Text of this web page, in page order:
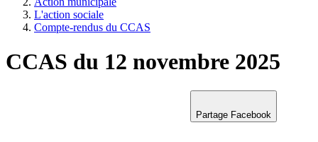
L'action sociale
Compte-rendus du CCAS
CCAS du 12 novembre 2025
Partage Facebook